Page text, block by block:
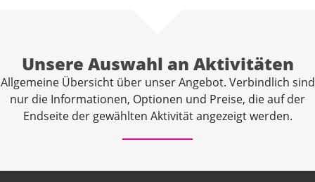
Unsere Auswahl an Aktivitäten
Allgemeine Übersicht über unser Angebot. Verbindlich sind
nur die Informationen, Optionen und Preise, die auf der
Endseite der gewählten Aktivität angezeigt werden.